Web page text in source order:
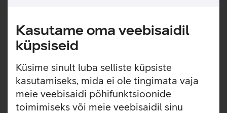
Kasutame oma veebisaidil
küpsiseid
Küsime sinult luba selliste küpsiste
kasutamiseks, mida ei ole tingimata vaja
meie veebisaidi põhifunktsioonide
toimimiseks või meie veebisaidil sinu
andmebaaside jooksutamiseks, kus on vaja
sooritada väga kiireid lugemis- ja
kirjutamisoperatsioone.
Vastab SSD tehnoloogilistele omadustele
Jõudlus100 000 IOPSi